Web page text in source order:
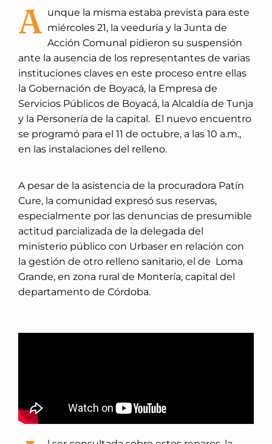
A unque la misma estaba prevista para este
miércoles 21, la veeduría y la Junta de
Acción Comunal pidieron su suspensión
ante la ausencia de los representantes de varias
instituciones claves en este proceso entre ellas
la Gobernación de Boyacá, la Empresa de
Servicios Públicos de Boyacá, la Alcaldía de Tunja
y la Personería de la capital. El nuevo encuentro
se programó para el 11 de octubre, a las 10 a.m.,
en las instalaciones del relleno.
A pesar de la asistencia de la procuradora Patín
Cure, la comunidad expresó sus reservas,
especialmente por las denuncias de presumible
actitud parcializada de la delegada del
ministerio público con Urbaser en relación con
la gestión de otro relleno sanitario, el de Loma
Grande, en zona rural de Montería, capital del
departamento de Córdoba.